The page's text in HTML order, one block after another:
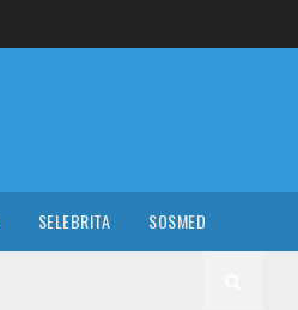
SELEBRITA SOSMED